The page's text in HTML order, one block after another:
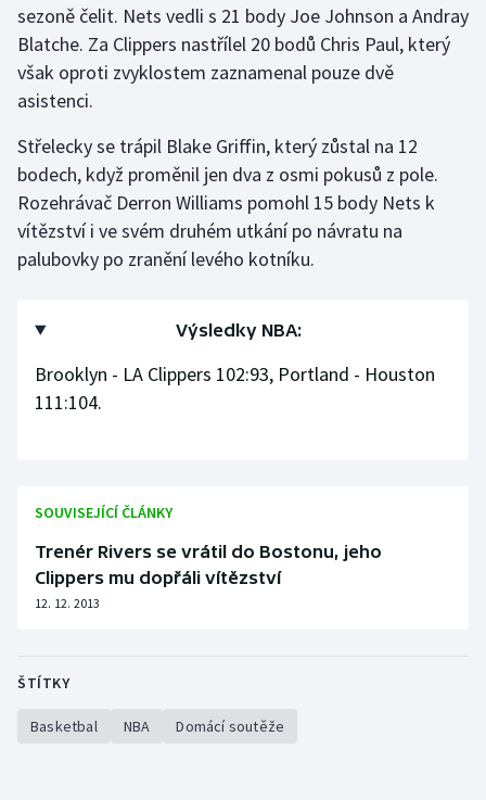
Moderní pětiboj
Motorsport
Parasport
Plavání
Plážový volejbal
Ragby
Rychlobruslení
Stolní tenis
Veslování
sezoně čelit. Nets vedli s 21 body Joe Johnson a Andray
Blatche. Za Clippers nastřílel 20 bodů Chris Paul, který
však oproti zvyklostem zaznamenal pouze dvě
asistenci.
Střelecky se trápil Blake Griffin, který zůstal na 12
bodech, když proměnil jen dva z osmi pokusů z pole.
Rozehrávač Derron Williams pomohl 15 body Nets k
vítězství i ve svém druhém utkání po návratu na
palubovky po zranění levého kotníku.
Výsledky NBA:
Brooklyn - LA Clippers 102:93, Portland - Houston
111:104.
SOUVISEJÍCÍ ČLÁNKY
Trenér Rivers se vrátil do Bostonu, jeho
Clippers mu dopřáli vítězství
12. 12. 2013
ŠTÍTKY
Basketbal NBA Domácí soutěže